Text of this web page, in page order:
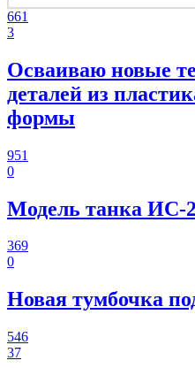
661
3
Осваиваю новые
деталей из
формы
951
0
Модель танка ИС-2
369
0
Новая тумбочка
546
37